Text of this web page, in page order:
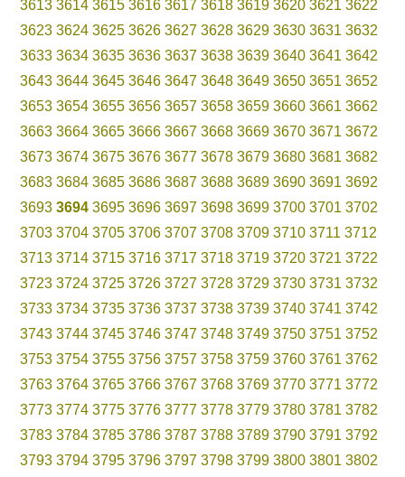
3613 3614 3615 3616 3617 3618 3619 3620 3621 3622
3623 3624 3625 3626 3627 3628 3629 3630 3631 3632
3633 3634 3635 3636 3637 3638 3639 3640 3641 3642
3643 3644 3645 3646 3647 3648 3649 3650 3651 3652
3653 3654 3655 3656 3657 3658 3659 3660 3661 3662
3663 3664 3665 3666 3667 3668 3669 3670 3671 3672
3673 3674 3675 3676 3677 3678 3679 3680 3681 3682
3683 3684 3685 3686 3687 3688 3689 3690 3691 3692
3693 3694 3695 3696 3697 3698 3699 3700 3701 3702
3703 3704 3705 3706 3707 3708 3709 3710 3711 3712
3713 3714 3715 3716 3717 3718 3719 3720 3721 3722
3723 3724 3725 3726 3727 3728 3729 3730 3731 3732
3733 3734 3735 3736 3737 3738 3739 3740 3741 3742
3743 3744 3745 3746 3747 3748 3749 3750 3751 3752
3753 3754 3755 3756 3757 3758 3759 3760 3761 3762
3763 3764 3765 3766 3767 3768 3769 3770 3771 3772
3773 3774 3775 3776 3777 3778 3779 3780 3781 3782
3783 3784 3785 3786 3787 3788 3789 3790 3791 3792
3793 3794 3795 3796 3797 3798 3799 3800 3801 3802